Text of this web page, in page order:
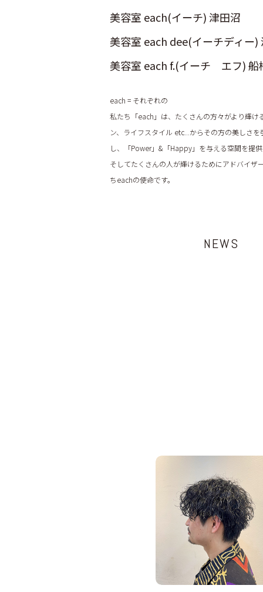
美容室 each(イーチ) 津田沼
美容室 each dee(イーチディー)
美容室 each f.(イーチ エフ) 船
each = それぞれの
私たち「each」は、たくさんの方々がより輝
ン、ライフスタイル etc...からその方の美しさ
し、「Power」&「Happy」を与える空間を提
そしてたくさんの人が輝けるためにアドバイザ
ちeachの使命です。
NEWS